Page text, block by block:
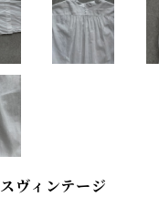
ヴィンテージ